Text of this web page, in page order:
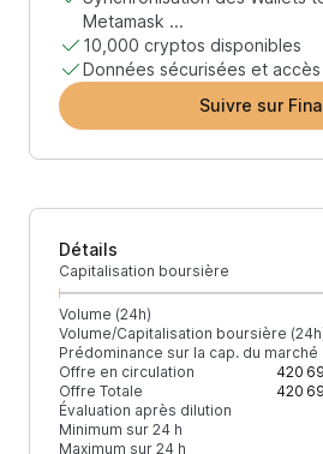
Metamask ...
10,000 cryptos disponibles
Données sécurisées et
Suivre sur
Détails
Capitalisation boursière
Volume (24h)
Volume/Capitalisation boursière
Prédominance sur la cap. du marché
Offre en circulation
420
Offre Totale
420
Évaluation après dilution
Minimum sur 24 h
Maximum sur 24 h